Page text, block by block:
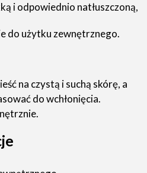
i odpowiednio natłuszczoną,
do użytku zewnętrznego.
na czystą i suchą skórę, a
do wchłonięcia.